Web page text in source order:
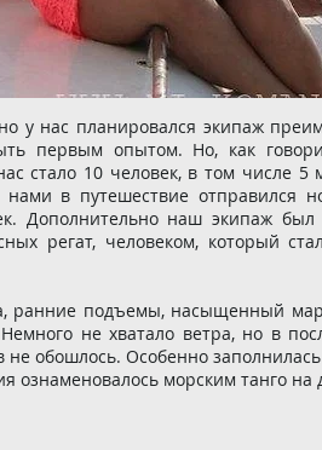
у нас планировался экипаж
первым опытом. Но, как
стало 10 человек, в том числе
в путешествие отправился
Дополнительно наш экипаж был
регат, человеком, который
ранние подъемы, насыщенный
не хватало ветра, но в
обошлось. Особенно
ознаменовалось морским танго на